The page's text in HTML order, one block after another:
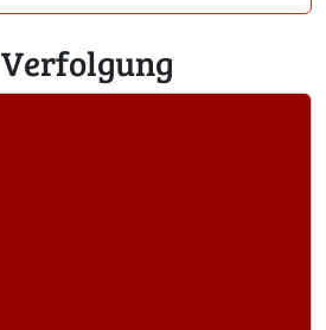
Verfolgung